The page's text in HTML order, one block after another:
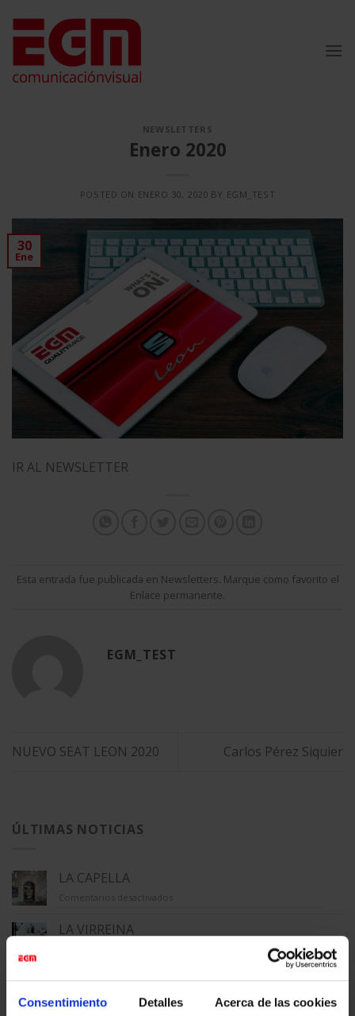
Consentimiento Detalles Acerca de las cookies
contenido
NEWSLETTERS
Enero 2020
POSTED ON ENERO 30, 2020 BY EGM_TEST
30
Ene
IR AL NEWSLETTER
Esta entrada fue publicada en Newsletters . Marque como favorito el
Enlace permanente
EGM_TEST
NUEVO SEAT LEON 2020 Carlos Pérez Siquier
ÚLTIMAS NOTICIAS
LA CAPELLA
Comentarios desactivados
LA VIRREINA
MACBA
Comentarios desactivadosen